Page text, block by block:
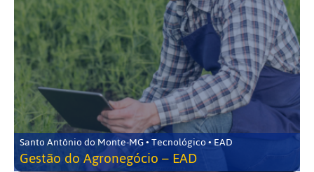
Santo Antônio do Monte-MG • Tecnológico • EAD
Gestão do Agronegócio – EAD